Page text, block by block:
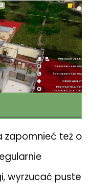
zapomnieć też o
wyrzucać puste